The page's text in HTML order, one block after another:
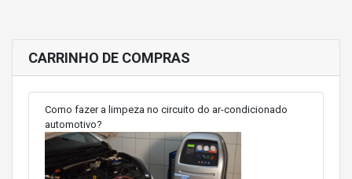
CARRINHO DE COMPRAS
Como fazer a limpeza no circuito do ar-condicionado
automotivo?